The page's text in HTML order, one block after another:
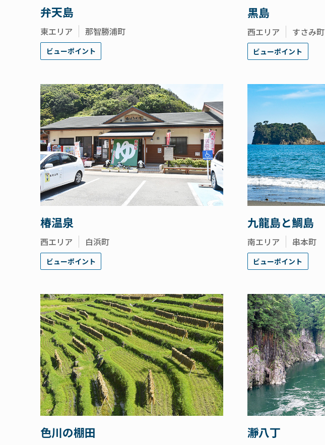
弁天島
東エリア 那智勝浦町
ビューポイント
黒島
西エリア すさみ町
ビューポイント
椿温泉
西エリア 白浜町
ビューポイント
九龍島と鯛島
南エリア 串本町
ビューポイント
色川の棚田 瀞八丁